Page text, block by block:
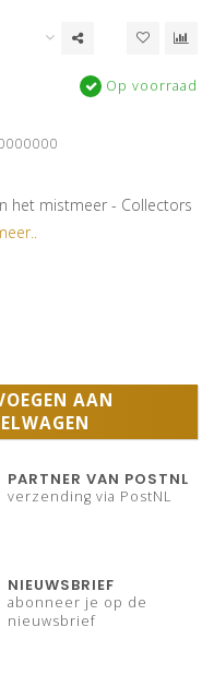
Op voorraad
het mistmeer - Collectors
AAN
PARTNER VAN POSTNL
verzending via PostNL
NIEUWSBRIEF
abonneer je op de
nieuwsbrief